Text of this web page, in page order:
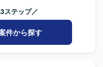
Workspace、WAN / LAN
Intune, Jamf 等）、
（Autopilot, Apple DEP
・AnsibleなどのIaCツ
を高めていただけます。
ッチ基盤など幅広い技術
ーキテクトとしてのキャ
隔監視システムに携わる
トコルに関する高度な知
事業展開にもつながるシ
いただけるポジションで
ステップ／
件から探す